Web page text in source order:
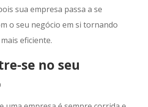
sua empresa passa a se
o seu negócio em si tornando
eficiente.
se no seu